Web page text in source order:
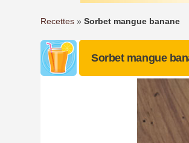
Recettes » Sorbet mangue banane
Sorbet mangue